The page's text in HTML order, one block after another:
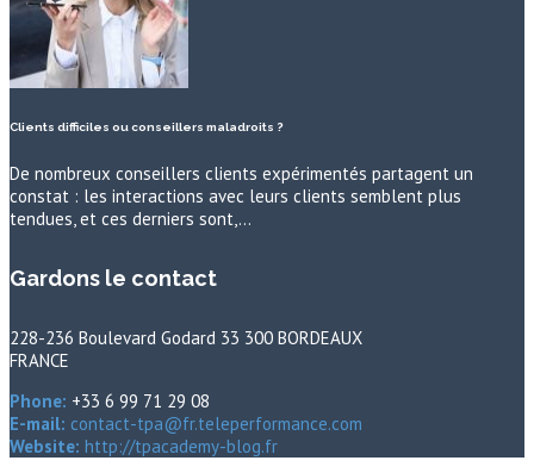
Clients difficiles ou conseillers maladroits ?
De nombreux conseillers clients expérimentés partagent un
constat : les interactions avec leurs clients semblent plus
tendues, et ces derniers sont,…
Gardons le contact
228-236 Boulevard Godard 33 300 BORDEAUX
FRANCE
Phone: +33 6 99 71 29 08
E-mail: contact-tpa@fr.teleperformance.com
Website: http://tpacademy-blog.fr